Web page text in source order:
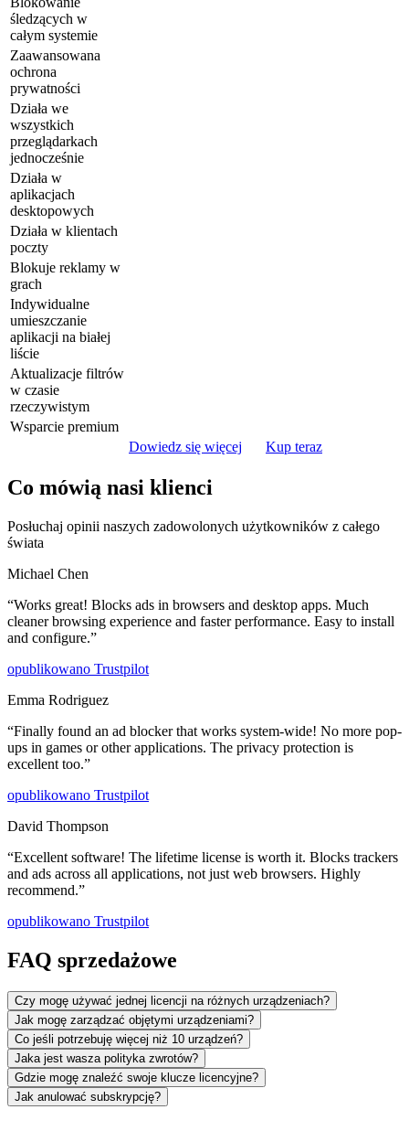
śledzących w
całym systemie
Zaawansowana
ochrona
prywatności
Działa we
wszystkich
przeglądarkach
jednocześnie
Działa w
aplikacjach
desktopowych
Działa w klientach
poczty
Blokuje reklamy w
grach
Indywidualne
umieszczanie
aplikacji na białej
liście
Aktualizacje filtrów
w czasie
rzeczywistym
Wsparcie premium
Dowiedz się więcej
Kup teraz
Co mówią nasi klienci
Posłuchaj opinii naszych zadowolonych użytkowników z całego
świata
Michael Chen
“Works great! Blocks ads in browsers and desktop apps. Much
cleaner browsing experience and faster performance. Easy to install
and configure.”
opublikowano Trustpilot
Emma Rodriguez
“Finally found an ad blocker that works system-wide! No more pop-
ups in games or other applications. The privacy protection is
excellent too.”
opublikowano Trustpilot
David Thompson
“Excellent software! The lifetime license is worth it. Blocks trackers
and ads across all applications, not just web browsers. Highly
recommend.”
opublikowano Trustpilot
FAQ sprzedażowe
Czy mogę używać jednej licencji na różnych urządzeniach?
Jak mogę zarządzać objętymi urządzeniami?
Co jeśli potrzebuję więcej niż 10 urządzeń?
Jaka jest wasza polityka zwrotów?
Gdzie mogę znaleźć swoje klucze licencyjne?
Jak anulować subskrypcję?